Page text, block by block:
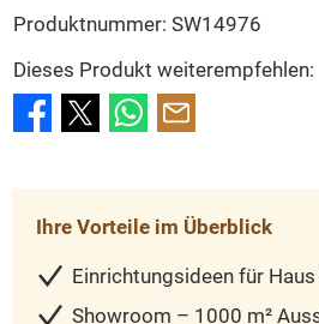
Produktnummer: SW14976
Dieses Produkt weiterempfehlen:
Ihre Vorteile im Überblick
Einrichtungsideen für
Showroom – 1000 m²